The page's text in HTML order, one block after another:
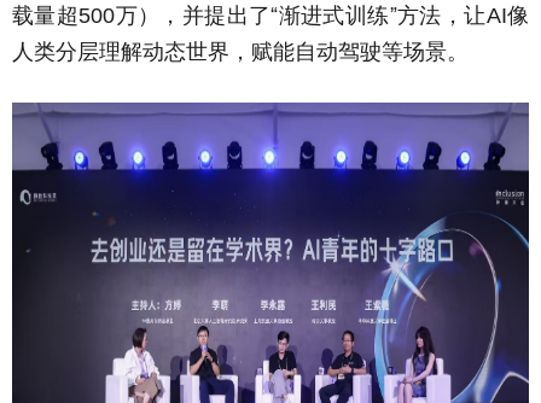
载量超500万），并提出了“渐进式训练”方法，让AI像
人类分层理解动态世界，赋能自动驾驶等场景。